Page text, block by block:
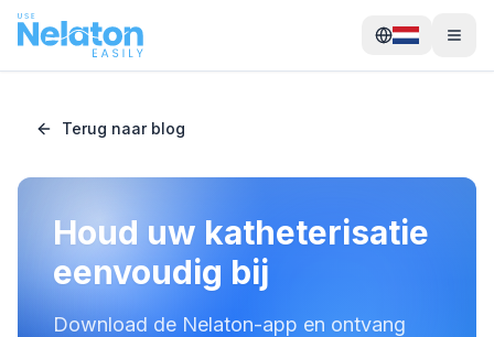
Terug naar blog
Houd uw katheterisatie
eenvoudig bij
Download de Nelaton-app en ontvang